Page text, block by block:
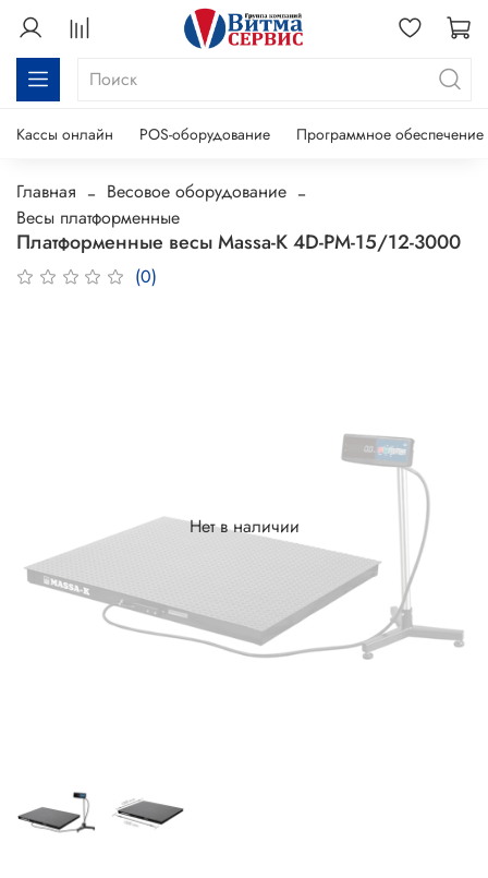
Кассы онлайн POS-оборудование Программное обеспечение
Главная
Весовое оборудование
Весы платформенные
Платформенные весы Massa-K 4D-PM-15/12-3000
(0)
Нет в наличии